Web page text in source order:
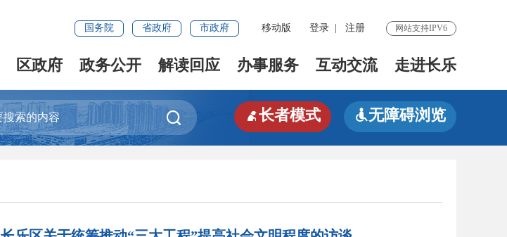
国务院 省政府 市政府 移动版 登录 注册 网站支持IPV6
区政府 政务公开 解读回应 办事服务 互动交流 走进长乐
 长者模式 无障碍浏览